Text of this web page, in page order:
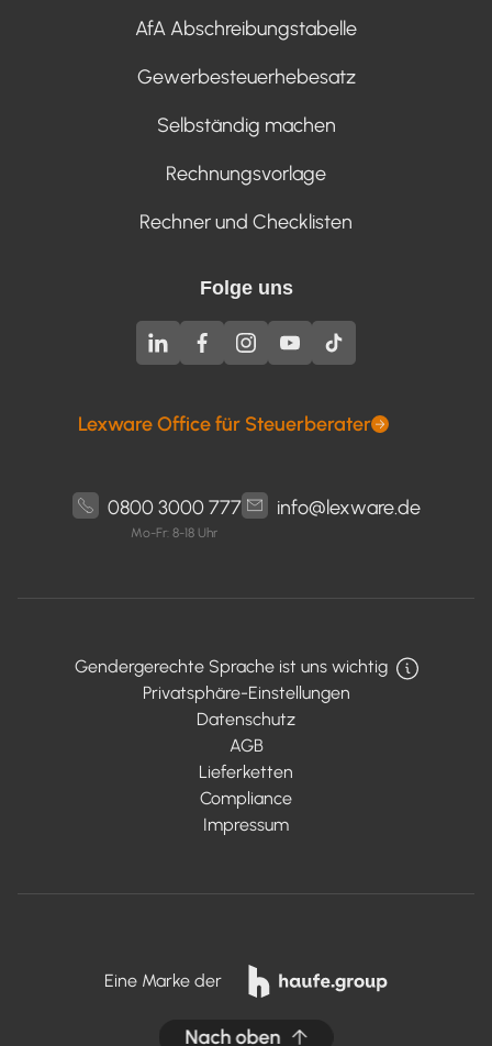
AfA Abschreibungstabelle
Gewerbesteuerhebesatz
Selbständig machen
Rechnungsvorlage
Rechner und Checklisten
Folge uns
Lexware Office für Steuerberater
0800 3000 777
Mo-Fr: 8-18 Uhr
info@lexware.de
Privatsphäre-Einstellungen
Datenschutz
AGB
Lieferketten
Compliance
Impressum
Gendergerechte Sprache ist uns wichtig
Eine Marke der
Nach oben